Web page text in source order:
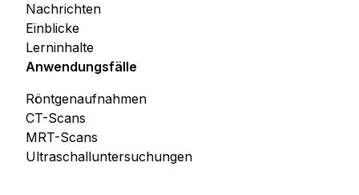
Einblicke
Lerninhalte
Nachrichten
Anwendungsfälle
CT-Scans
MRT-Scans
Ultraschalluntersuchungen
Röntgenaufnahmen